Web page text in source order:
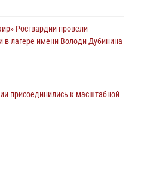
Росгвардии провели
в лагере имени Володи Дубинина
присоединились к масштабной